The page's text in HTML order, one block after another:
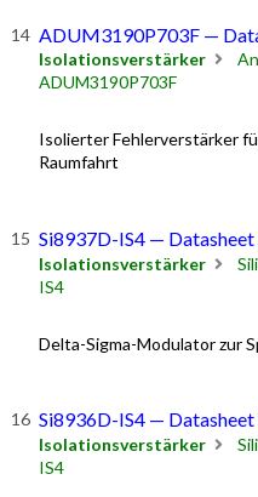
ADUM3190P703F —
Isolationsverstärker
ADUM3190P703F
Isolierter Fehlerverstärker
Raumfahrt
Si8937D-IS4 — Datasheet
Isolationsverstärker
IS4
Delta-Sigma-Modulator zur
Si8936D-IS4 — Datasheet
Isolationsverstärker
IS4